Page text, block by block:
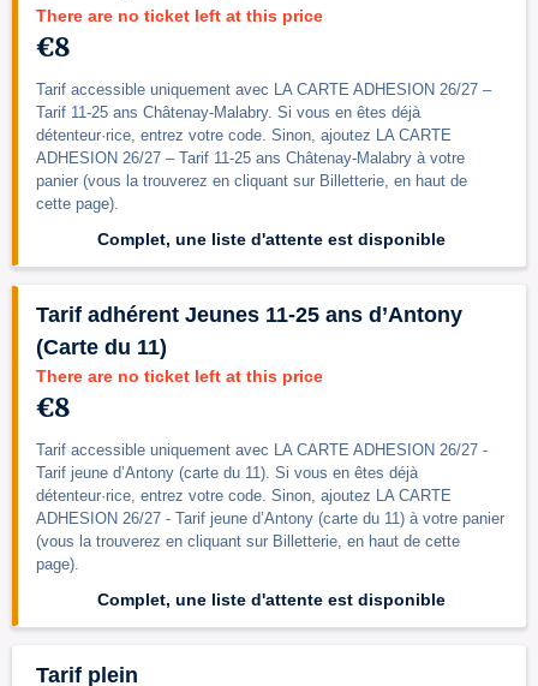
There are no ticket left at this price
€8
Tarif accessible uniquement avec LA CARTE ADHESION 26/27 –
Tarif 11-25 ans Châtenay-Malabry. Si vous en êtes déjà
détenteur·rice, entrez votre code. Sinon, ajoutez LA CARTE
ADHESION 26/27 – Tarif 11-25 ans Châtenay-Malabry à votre
panier (vous la trouverez en cliquant sur Billetterie, en haut de
cette page).
Complet, une liste d'attente est disponible
Tarif adhérent Jeunes 11-25 ans d’Antony
(Carte du 11)
There are no ticket left at this price
€8
Tarif accessible uniquement avec LA CARTE ADHESION 26/27 -
Tarif jeune d’Antony (carte du 11). Si vous en êtes déjà
détenteur·rice, entrez votre code. Sinon, ajoutez LA CARTE
ADHESION 26/27 - Tarif jeune d’Antony (carte du 11) à votre panier
(vous la trouverez en cliquant sur Billetterie, en haut de cette
page).
Complet, une liste d'attente est disponible
Tarif plein